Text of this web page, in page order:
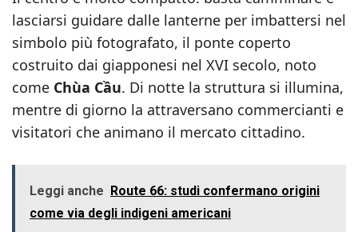
lasciarsi guidare dalle lanterne per imbattersi nel
simbolo più fotografato, il ponte coperto
costruito dai giapponesi nel XVI secolo, noto
come Chùa Cầu. Di notte la struttura si illumina,
mentre di giorno la attraversano commercianti e
visitatori che animano il mercato cittadino.
Leggi anche Route 66: studi confermano origini
come via degli indigeni americani